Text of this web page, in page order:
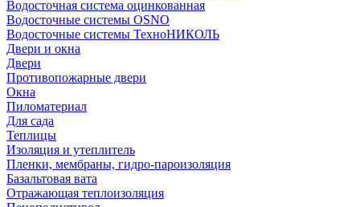
Водосточная система оцинкованная
Водосточные системы OSNO
Водосточные системы ТехноНИКОЛЬ
Двери и окна
Двери
Противопожарные двери
Окна
Пиломатериал
Для сада
Теплицы
Изоляция и утеплитель
Пленки, мембраны, гидро-пароизоляция
Базальтовая вата
Отражающая теплоизоляция